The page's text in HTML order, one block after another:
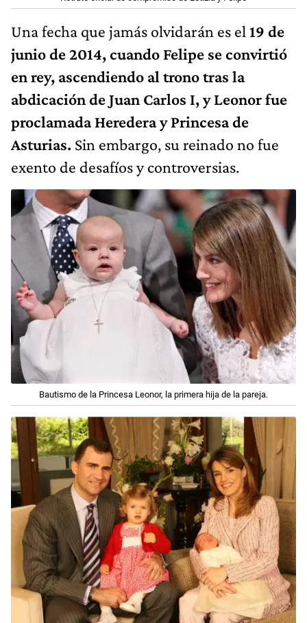
Una fecha que jamás olvidarán es el 19 de
junio de 2014, cuando Felipe se convirtió
en rey, ascendiendo al trono tras la
abdicación de Juan Carlos I, y Leonor fue
proclamada Heredera y Princesa de
Asturias. Sin embargo, su reinado no fue
exento de desafíos y controversias.
Bautismo de la Princesa Leonor, la primera hija de la pareja.